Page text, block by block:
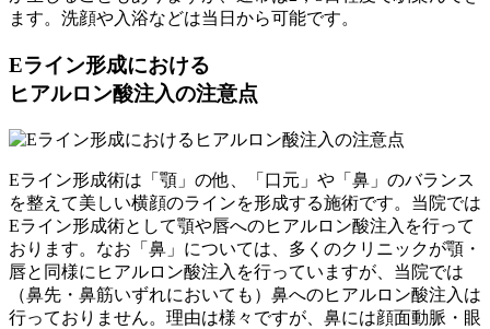
ます。洗顔や入浴などは当日から可能です。
Eライン形成における
ヒアルロン酸注入の注意点
Eライン形成術は「顎」の他、「口元」や「鼻」のバランス
を整えて美しい横顔のラインを形成する施術です。当院では
Eライン形成術として顎や唇へのヒアルロン酸注入を行って
おります。なお「鼻」については、多くのクリニックが顎・
唇と同様にヒアルロン酸注入を行っていますが、当院では
（鼻先・鼻筋いずれにおいても）鼻へのヒアルロン酸注入は
行っておりません。理由は様々ですが、鼻には顔面動脈・眼